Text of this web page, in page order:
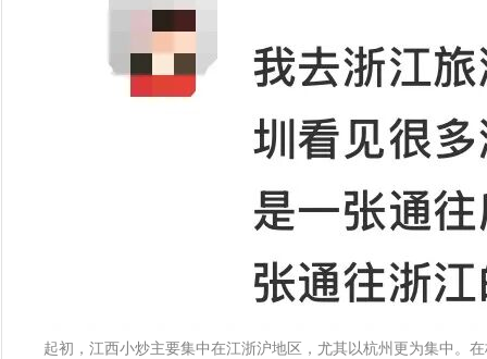
起初，江西小炒主要集中在江浙沪地区，尤其以杭州更为集中。